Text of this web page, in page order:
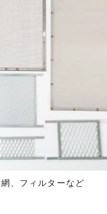
、フィルターなど